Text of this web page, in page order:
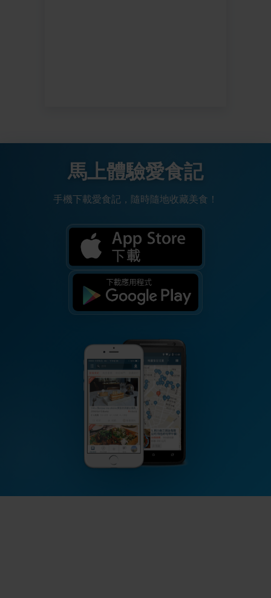
馬上體驗愛食記
手機下載愛食記，隨時隨地收藏美食！